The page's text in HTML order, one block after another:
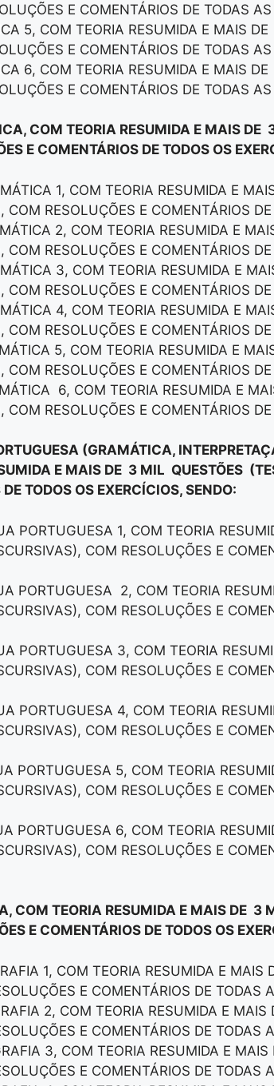
E COMENTÁRIOS DE TODAS
5, COM TEORIA RESUMIDA E MAIS
E COMENTÁRIOS DE TODAS
6, COM TEORIA RESUMIDA E MAIS
E COMENTÁRIOS DE TODAS
COM TEORIA RESUMIDA E MAIS DE
E COMENTÁRIOS DE TODOS OS
1, COM TEORIA RESUMIDA E
COM RESOLUÇÕES E COMENTÁRIOS
2, COM TEORIA RESUMIDA E
COM RESOLUÇÕES E COMENTÁRIOS
3, COM TEORIA RESUMIDA E
COM RESOLUÇÕES E COMENTÁRIOS
4, COM TEORIA RESUMIDA E
COM RESOLUÇÕES E COMENTÁRIOS
5, COM TEORIA RESUMIDA E
COM RESOLUÇÕES E COMENTÁRIOS
6, COM TEORIA RESUMIDA E
COM RESOLUÇÕES E COMENTÁRIOS
(GRAMÁTICA,
E MAIS DE 3 MIL QUESTÕES
TODOS OS EXERCÍCIOS, SENDO:
PORTUGUESA 1, COM TEORIA
COM RESOLUÇÕES E
PORTUGUESA 2, COM TEORIA
COM RESOLUÇÕES E
PORTUGUESA 3, COM TEORIA
COM RESOLUÇÕES E
PORTUGUESA 4, COM TEORIA
COM RESOLUÇÕES E
PORTUGUESA 5, COM TEORIA
COM RESOLUÇÕES E
PORTUGUESA 6, COM TEORIA
COM RESOLUÇÕES E
COM TEORIA RESUMIDA E MAIS DE 3
E COMENTÁRIOS DE TODOS OS
1, COM TEORIA RESUMIDA E MAIS
E COMENTÁRIOS DE TODAS
2, COM TEORIA RESUMIDA E
E COMENTÁRIOS DE TODAS
3, COM TEORIA RESUMIDA E
E COMENTÁRIOS DE TODAS